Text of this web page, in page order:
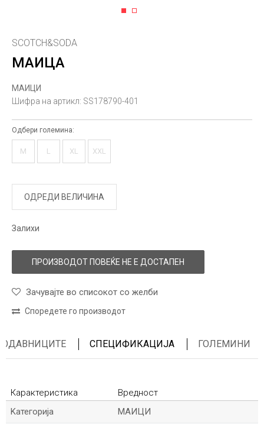
1 2
SCOTCH&SODA
МАИЦА
МАИЦИ
Шифра на артикл: SS178790-401
Одбери големина:
M L XL XXL
ОДРЕДИ ВЕЛИЧИНА
Залихи
ПРОИЗВОДОТ ПОВЕЌЕ НЕ Е ДОСТАПЕН
Зачувајте во списокот со желби
Споредете го производот
СПЕЦИФИКАЦИЈА ГОЛЕМИНИ
Карактеристика
Вредност
Kатегорија
МАИЦИ